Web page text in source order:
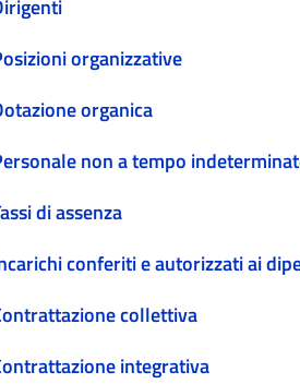
organizzative
organica
non a tempo
di assenza
conferiti e autorizzati ai
collettiva
integrativa